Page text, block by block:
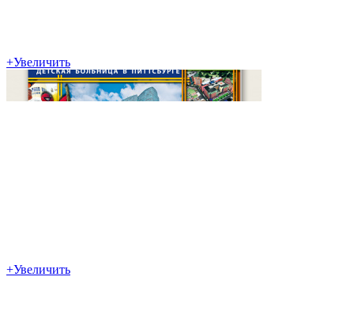
+Увеличить
+Увеличить